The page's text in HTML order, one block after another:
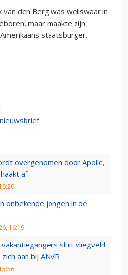
den Berg was weliswaar in
maar maakte zijn
staatsburger.
overgenomen door Apollo,
af
onbekende jongen in de
16:19
sluit vliegveld
aan bij ANVR